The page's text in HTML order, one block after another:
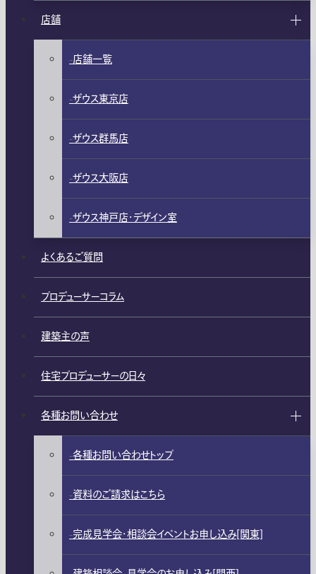
店舗
店舗一覧
ザウス東京店
ザウス群馬店
ザウス大阪店
ザウス神戸店・デザイン室
よくあるご質問
プロデューサーコラム
建築主の声
住宅プロデューサーの日々
各種お問い合わせ
各種お問い合わせトップ
資料のご請求はこちら
完成見学会・相談会イベントお申し込み[関東]